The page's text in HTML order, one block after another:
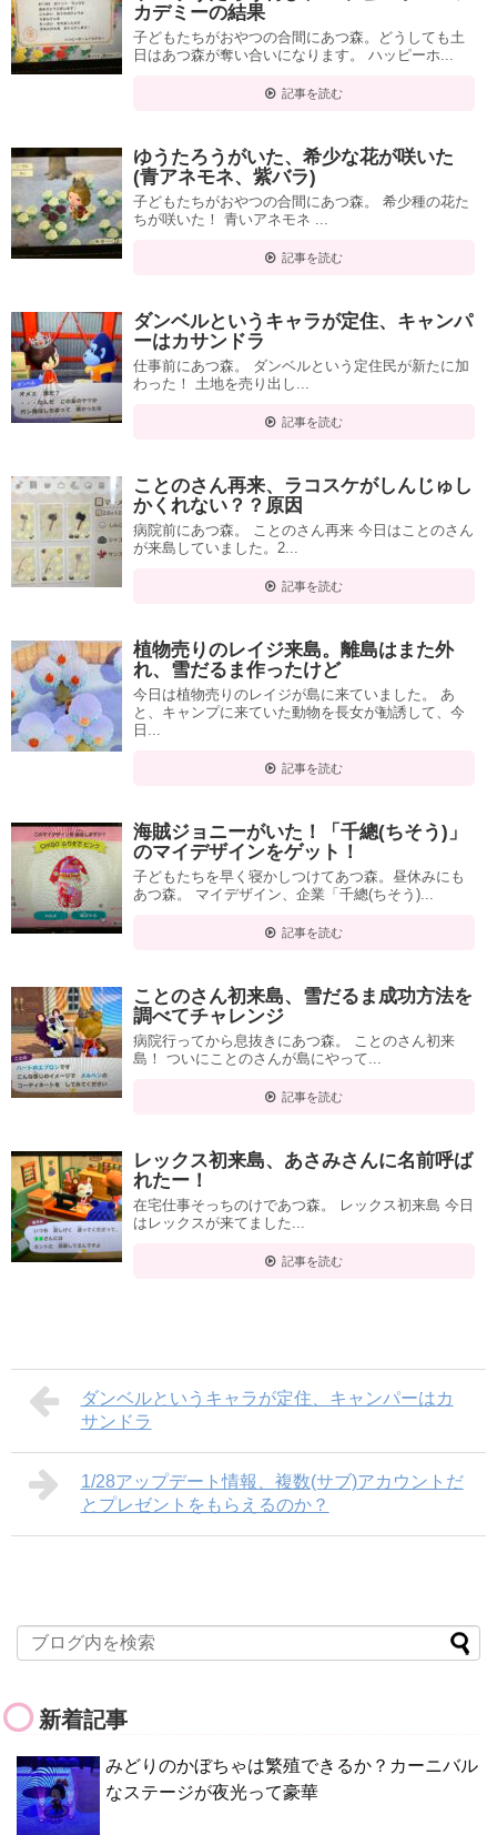
カデミーの結果
子どもたちがおやつの合間にあつ森。どうしても土
日はあつ森が奪い合いになります。 ハッピーホ...
記事を読む
ゆうたろうがいた、希少な花が咲いた
(青アネモネ、紫バラ)
子どもたちがおやつの合間にあつ森。 希少種の花た
ちが咲いた！ 青いアネモネ ...
記事を読む
ダンベルというキャラが定住、キャンパ
ーはカサンドラ
仕事前にあつ森。 ダンベルという定住民が新たに加
わった！ 土地を売り出し...
記事を読む
ことのさん再来、ラコスケがしんじゅし
かくれない？？原因
病院前にあつ森。 ことのさん再来 今日はことのさん
が来島していました。2...
記事を読む
植物売りのレイジ来島。離島はまた外
れ、雪だるま作ったけど
今日は植物売りのレイジが島に来ていました。 あ
と、キャンプに来ていた動物を長女が勧誘して、今
日...
記事を読む
海賊ジョニーがいた！「千總(ちそう)」
のマイデザインをゲット！
子どもたちを早く寝かしつけてあつ森。昼休みにも
あつ森。 マイデザイン、企業「千總(ちそう)...
記事を読む
ことのさん初来島、雪だるま成功方法を
調べてチャレンジ
病院行ってから息抜きにあつ森。 ことのさん初来
島！ ついにことのさんが島にやって...
記事を読む
レックス初来島、あさみさんに名前呼ば
れたー！
在宅仕事そっちのけであつ森。 レックス初来島 今日
はレックスが来てました...
記事を読む
ダンベルというキャラが定住、キャンパーはカ
サンドラ
1/28アップデート情報、複数(サブ)アカウントだ
とプレゼントをもらえるのか？
新着記事
みどりのかぼちゃは繁殖できるか？カーニバル
なステージが夜光って豪華